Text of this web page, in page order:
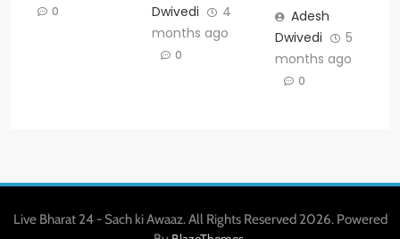
0
Dwivedi
4
months ago
0
Adesh
Dwivedi
5
months ago
0
Live Bharat 24 - Sach ki Awaaz. All Rights Reserved 2026. Powered